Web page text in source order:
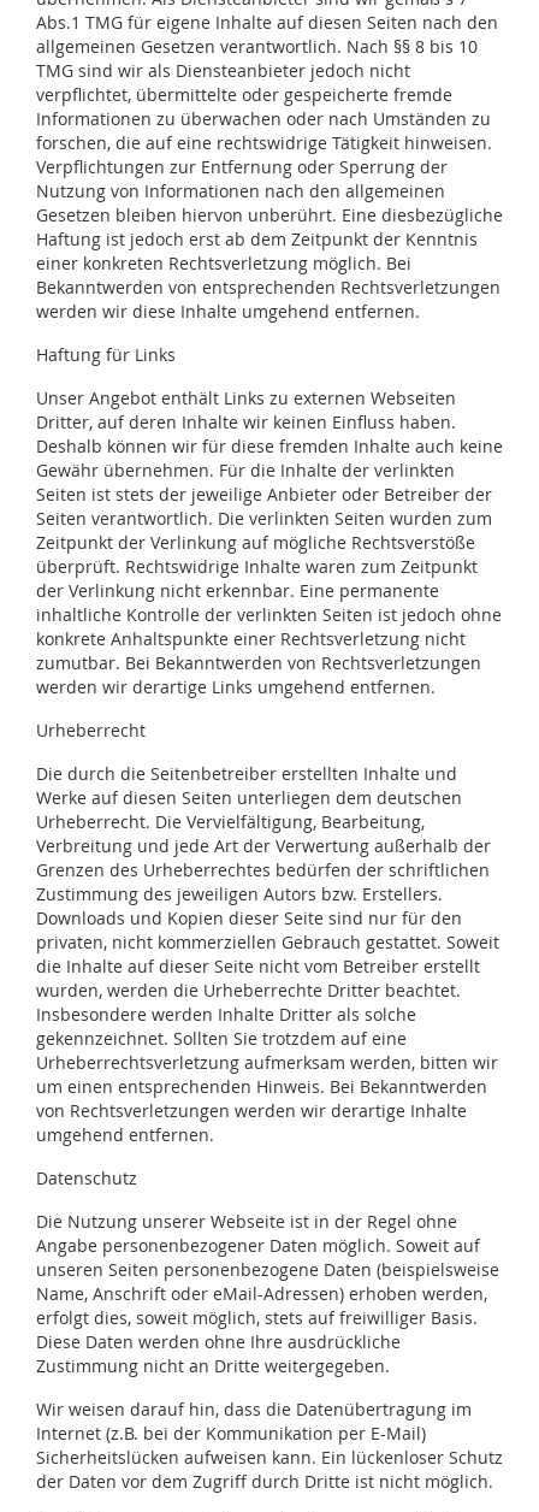
Abs.1 TMG für eigene Inhalte auf diesen Seiten nach den
allgemeinen Gesetzen verantwortlich. Nach §§ 8 bis 10
TMG sind wir als Diensteanbieter jedoch nicht
verpflichtet, übermittelte oder gespeicherte fremde
Informationen zu überwachen oder nach Umständen zu
forschen, die auf eine rechtswidrige Tätigkeit hinweisen.
Verpflichtungen zur Entfernung oder Sperrung der
Nutzung von Informationen nach den allgemeinen
Gesetzen bleiben hiervon unberührt. Eine diesbezügliche
Haftung ist jedoch erst ab dem Zeitpunkt der Kenntnis
einer konkreten Rechtsverletzung möglich. Bei
Bekanntwerden von entsprechenden Rechtsverletzungen
werden wir diese Inhalte umgehend entfernen.
Haftung für Links
Unser Angebot enthält Links zu externen Webseiten
Dritter, auf deren Inhalte wir keinen Einfluss haben.
Deshalb können wir für diese fremden Inhalte auch keine
Gewähr übernehmen. Für die Inhalte der verlinkten
Seiten ist stets der jeweilige Anbieter oder Betreiber der
Seiten verantwortlich. Die verlinkten Seiten wurden zum
Zeitpunkt der Verlinkung auf mögliche Rechtsverstöße
überprüft. Rechtswidrige Inhalte waren zum Zeitpunkt
der Verlinkung nicht erkennbar. Eine permanente
inhaltliche Kontrolle der verlinkten Seiten ist jedoch ohne
konkrete Anhaltspunkte einer Rechtsverletzung nicht
zumutbar. Bei Bekanntwerden von Rechtsverletzungen
werden wir derartige Links umgehend entfernen.
Urheberrecht
Die durch die Seitenbetreiber erstellten Inhalte und
Werke auf diesen Seiten unterliegen dem deutschen
Urheberrecht. Die Vervielfältigung, Bearbeitung,
Verbreitung und jede Art der Verwertung außerhalb der
Grenzen des Urheberrechtes bedürfen der schriftlichen
Zustimmung des jeweiligen Autors bzw. Erstellers.
Downloads und Kopien dieser Seite sind nur für den
privaten, nicht kommerziellen Gebrauch gestattet. Soweit
die Inhalte auf dieser Seite nicht vom Betreiber erstellt
wurden, werden die Urheberrechte Dritter beachtet.
Insbesondere werden Inhalte Dritter als solche
gekennzeichnet. Sollten Sie trotzdem auf eine
Urheberrechtsverletzung aufmerksam werden, bitten wir
um einen entsprechenden Hinweis. Bei Bekanntwerden
von Rechtsverletzungen werden wir derartige Inhalte
umgehend entfernen.
Datenschutz
Die Nutzung unserer Webseite ist in der Regel ohne
Angabe personenbezogener Daten möglich. Soweit auf
unseren Seiten personenbezogene Daten (beispielsweise
Name, Anschrift oder eMail-Adressen) erhoben werden,
erfolgt dies, soweit möglich, stets auf freiwilliger Basis.
Diese Daten werden ohne Ihre ausdrückliche
Zustimmung nicht an Dritte weitergegeben.
Wir weisen darauf hin, dass die Datenübertragung im
Internet (z.B. bei der Kommunikation per E-Mail)
Sicherheitslücken aufweisen kann. Ein lückenloser Schutz
der Daten vor dem Zugriff durch Dritte ist nicht möglich.